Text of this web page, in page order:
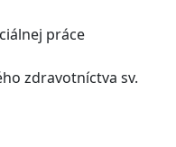
práce
zdravotníctva sv.